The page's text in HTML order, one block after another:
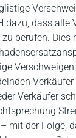
dass
berufen. Dies
Verkäufer
mit der Folge,